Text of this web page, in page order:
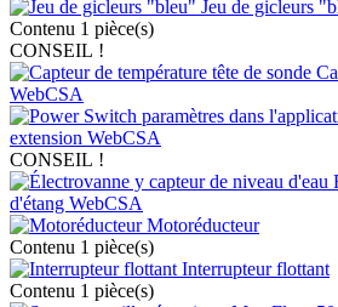
Jeu de gicleurs
Contenu 1 pièce(s)
CONSEIL !
WebCSA
extension WebCSA
CONSEIL !
d'étang WebCSA
Motoréducteur
Contenu 1 pièce(s)
Interrupteur flottant
Contenu 1 pièce(s)